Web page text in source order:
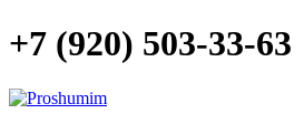
+7 (920) 503-33-63